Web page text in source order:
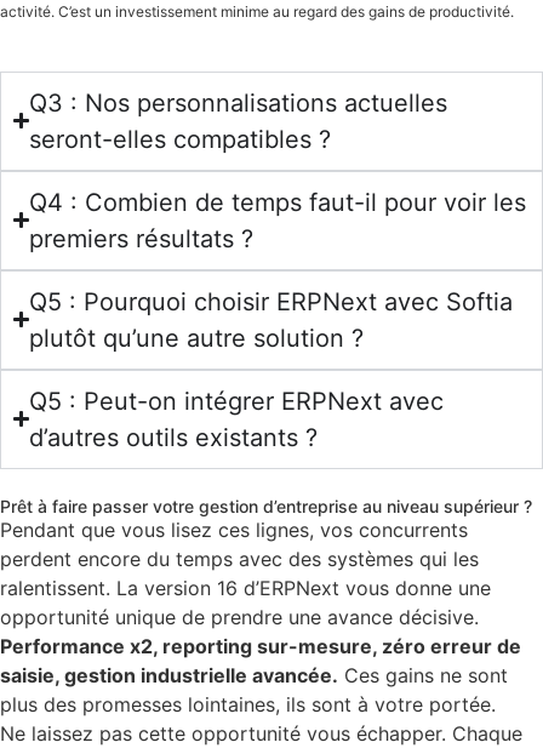
activité. C’est un investissement minime au regard des gains de productivité.
Q3 : Nos personnalisations actuelles
seront-elles compatibles ?
Q4 : Combien de temps faut-il pour voir les
premiers résultats ?
Q5 : Pourquoi choisir ERPNext avec Softia
plutôt qu’une autre solution ?
Q5 : Peut-on intégrer ERPNext avec
d’autres outils existants ?
Prêt à faire passer votre gestion d’entreprise au niveau supérieur ?
Pendant que vous lisez ces lignes, vos concurrents
perdent encore du temps avec des systèmes qui les
ralentissent. La version 16 d’ERPNext vous donne une
opportunité unique de prendre une avance décisive.
Performance x2, reporting sur-mesure, zéro erreur de
saisie, gestion industrielle avancée. Ces gains ne sont
plus des promesses lointaines, ils sont à votre portée.
Ne laissez pas cette opportunité vous échapper. Chaque